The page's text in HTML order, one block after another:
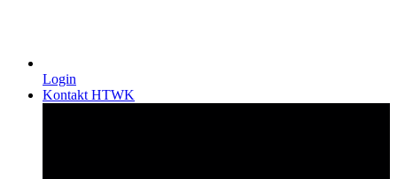
Login
Kontakt HTWK